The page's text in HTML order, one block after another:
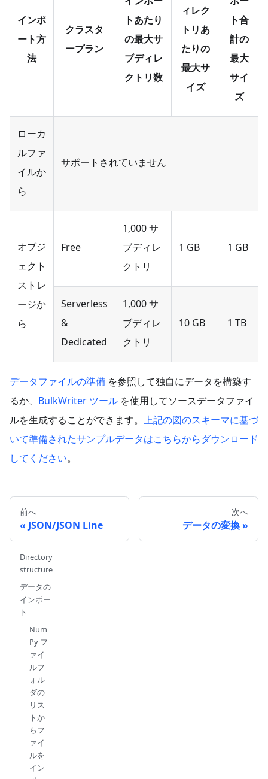
インポ
ート方
法
クラスタ
ープラン
トあたり
の最大サ
ブディレ
クトリ数
ィレク
トリあ
たりの
最大サ
イズ
ト合
計の
最大
サイ
ズ
ローカ
ルファ
イルか
ら
サポートされていません
オブジ
ェクト
ストレ
ージか
ら
Free
1,000 サ
ブディレ
クトリ
1 GB 1 GB
Serverless
&
Dedicated
1,000 サ
ブディレ
クトリ
10 GB 1 TB
データファイルの準備 を参照して独自にデータを構築す
るか、 BulkWriter ツール を使用してソースデータファイ
ルを生成することができます。 上記の図のスキーマに基づ
いて準備されたサンプルデータはこちらからダウンロード
してください。
前へ
JSON/JSON Line
次へ
データの変換
Directory
structure
データの
インポー
ト
Num
Py フ
ァイ
ルフ
ォル
ダの
リス
トか
らフ
ァイ
ルを
イン